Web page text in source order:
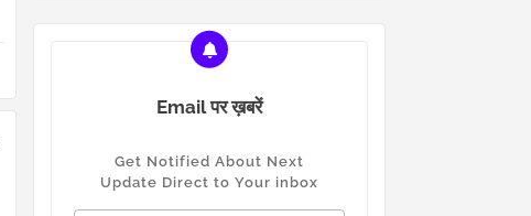
Email पर ख़बरें
Get Notified About Next
Update Direct to Your inbox